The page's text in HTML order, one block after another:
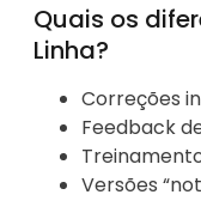
Quais os
Linha?
Correções
Feedback
Versões